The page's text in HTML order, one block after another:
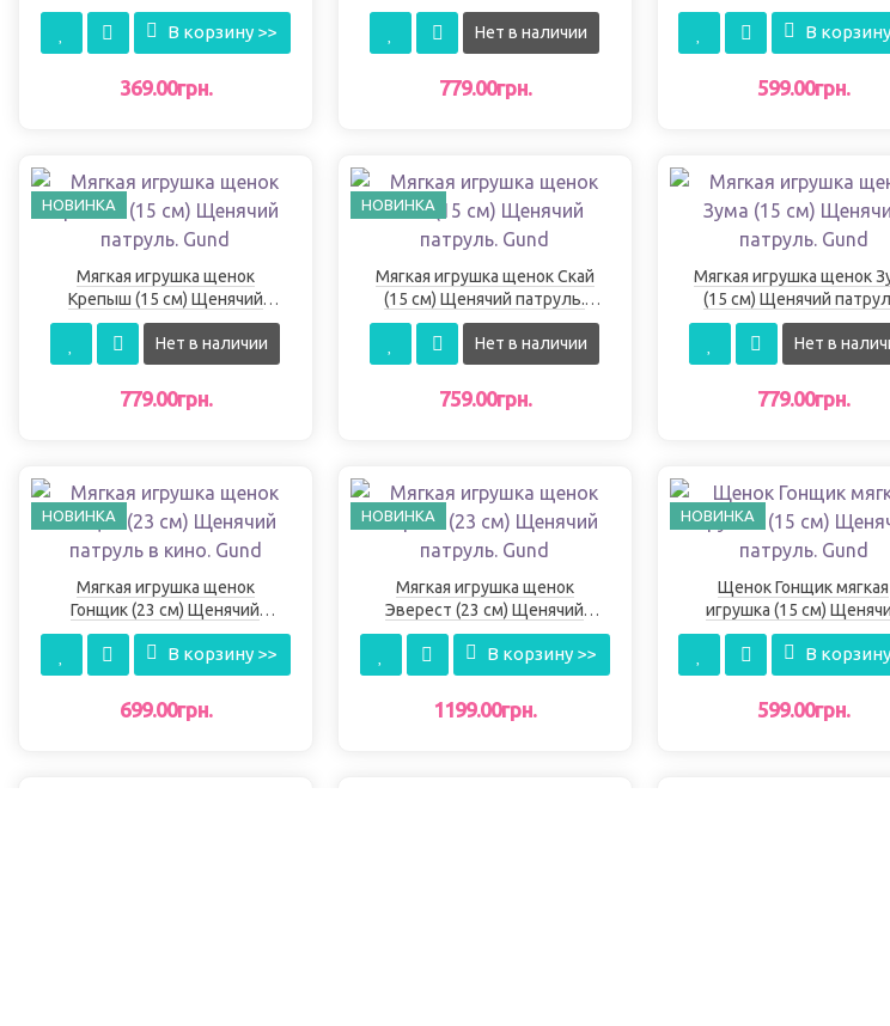
кино. Gund
В корзину >>
369.00грн.
патруль. Gund
Нет в наличии
779.00грн.
патруль. Gund
В
599.00грн.
НОВИНКА
Мягкая игрушка щенок
Крепыш (15 см) Щенячий
патруль. Gund
Нет в наличии
779.00грн.
НОВИНКА
Мягкая игрушка щенок Скай
(15 см) Щенячий патруль.
Gund
Нет в наличии
759.00грн.
Мягкая игрушка щенок
(15 см) Щенячий
Gund
Нет в
779.00грн.
НОВИНКА
Мягкая игрушка щенок
Гонщик (23 см) Щенячий
патруль в кино. Gund
В корзину >>
699.00грн.
НОВИНКА
Мягкая игрушка щенок
Эверест (23 см) Щенячий
патруль. Gund
В корзину >>
1199.00грн.
НОВИНКА
Щенок Гонщик мягкая
игрушка (15 см)
патруль. Gund
В
599.00грн.